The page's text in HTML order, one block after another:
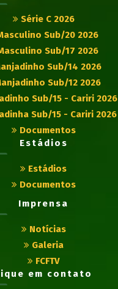
Série C 2026
Sub/20 2026
Sub/17 2026
Sub/14 2026
Sub/12 2026
Sub/15 - Cariri 2026
Sub/15 - Cariri 2026
Documentos
Estádios
Estádios
Documentos
Imprensa
Notícias
Galeria
FCFTV
em contato